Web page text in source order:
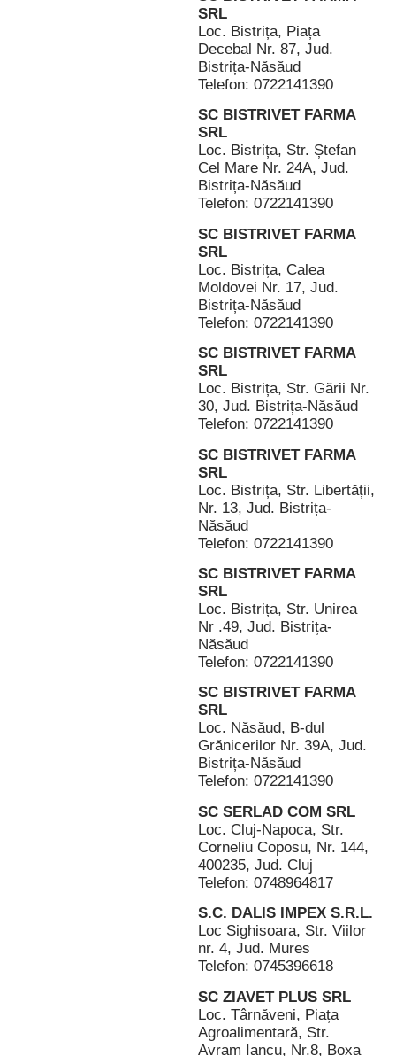
SRL
Loc. Bistrița, Piața
Decebal Nr. 87, Jud.
Bistrița-Năsăud
Telefon: 0722141390
SC BISTRIVET FARMA
SRL
Loc. Bistrița, Str. Ștefan
Cel Mare Nr. 24A, Jud.
Bistrița-Năsăud
Telefon: 0722141390
SC BISTRIVET FARMA
SRL
Loc. Bistrița, Calea
Moldovei Nr. 17, Jud.
Bistrița-Năsăud
Telefon: 0722141390
SC BISTRIVET FARMA
SRL
Loc. Bistrița, Str. Gării Nr.
30, Jud. Bistrița-Năsăud
Telefon: 0722141390
SC BISTRIVET FARMA
SRL
Loc. Bistrița, Str. Libertății,
Nr. 13, Jud. Bistrița-
Năsăud
Telefon: 0722141390
SC BISTRIVET FARMA
SRL
Loc. Bistrița, Str. Unirea
Nr .49, Jud. Bistrița-
Năsăud
Telefon: 0722141390
SC BISTRIVET FARMA
SRL
Loc. Năsăud, B-dul
Grănicerilor Nr. 39A, Jud.
Bistrița-Năsăud
Telefon: 0722141390
SC SERLAD COM SRL
Loc. Cluj-Napoca, Str.
Corneliu Coposu, Nr. 144,
400235, Jud. Cluj
Telefon: 0748964817
S.C. DALIS IMPEX S.R.L.
Loc Sighisoara, Str. Viilor
nr. 4, Jud. Mures
Telefon: 0745396618
SC ZIAVET PLUS SRL
Loc. Târnăveni, Piața
Agroalimentară, Str.
Avram Iancu, Nr.8, Boxa